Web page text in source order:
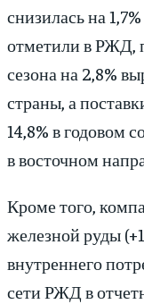
снизилась на
отметили в РЖД,
сезона на 2,8%
страны, а
14,8% в годовом
в восточном
Кроме того,
железной руды
внутреннего
сети РЖД в